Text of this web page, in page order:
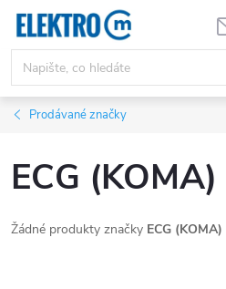
Přejít
obsah
Prodávané značky
ECG (KOMA)
Žádné produkty značky ECG (KOMA)